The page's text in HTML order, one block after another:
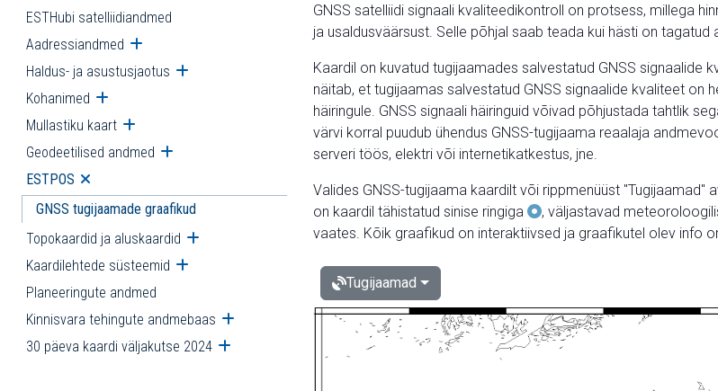
ESTHubi satelliidiandmed
Aadressiandmed Ava alammenüü
Haldus- ja asustusjaotus Ava alammenüü
Kohanimed Ava alammenüü
Mullastiku kaart Ava alammenüü
Geodeetilised andmed Ava alammenüü
ESTPOS Ava alammenüü
GNSS tugijaamade graafikud
Topokaardid ja aluskaardid Ava alammenüü
Kaardilehtede süsteemid Ava alammenüü
Planeeringute andmed
Kinnisvara tehingute andmebaas Ava alammenüü
30 päeva kaardi väljakutse 2024 Ava alammenüü
GNSS satelliidi signaali kvaliteedikontroll on protsess, millega
ja usaldusväärsust. Selle põhjal saab teada kui hästi on
Kaardil on kuvatud tugijaamades salvestatud GNSS signaalide
näitab, et tugijaamas salvestatud GNSS signaalide kvaliteet on
häiringule. GNSS signaali häiringuid võivad põhjustada tahtlik
värvi korral puudub ühendus GNSS-tugijaama reaalaja
serveri töös, elektri või internetikatkestus, jne.
Valides GNSS-tugijaama kaardilt või rippmenüüst
on kaardil tähistatud sinise ringiga
, väljastavad
vaates. Kõik graafikud on interaktiivsed ja graafikutel olev info
Tugijaamad